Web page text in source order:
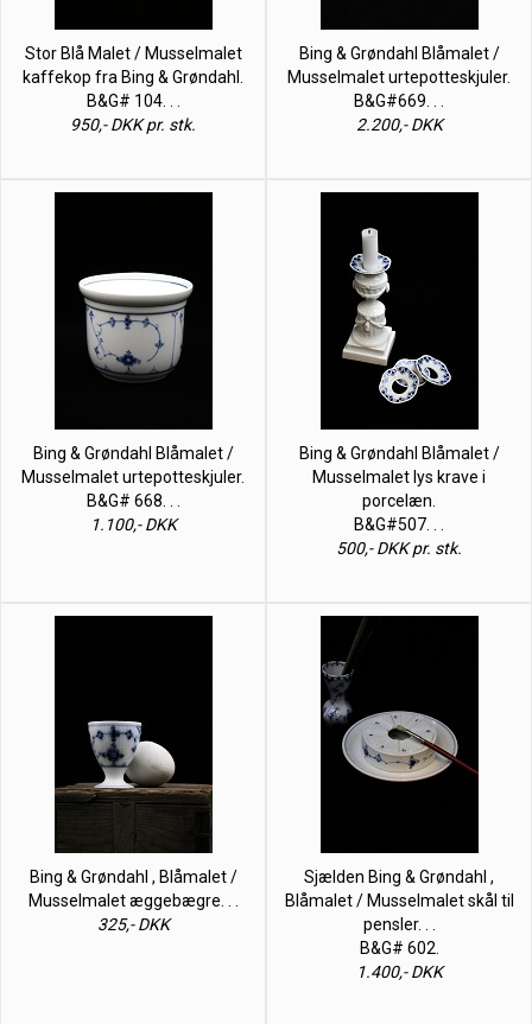
Stor Blå Malet / Musselmalet
kaffekop fra Bing & Grøndahl.
B&G# 104. . .
950,- DKK pr. stk.
Bing & Grøndahl Blåmalet /
Musselmalet urtepotteskjuler.
B&G#669. . .
2.200,- DKK
Bing & Grøndahl Blåmalet /
Musselmalet urtepotteskjuler.
B&G# 668. . .
1.100,- DKK
Bing & Grøndahl Blåmalet /
Musselmalet lys krave i
porcelæn.
B&G#507. . .
500,- DKK pr. stk.
Bing & Grøndahl , Blåmalet /
Musselmalet æggebægre. . .
325,- DKK
Sjælden Bing & Grøndahl ,
Blåmalet / Musselmalet skål til
pensler. . .
B&G# 602.
1.400,- DKK